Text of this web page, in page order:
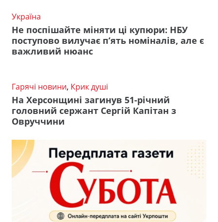
Україна
Не поспішайте міняти ці купюри: НБУ
поступово вилучає п’ять номіналів, але є
важливий нюанс
Гарячі новини, Крик душі
На Херсонщині загинув 51-річний
головний сержант Сергій Капітан з
Овруччини